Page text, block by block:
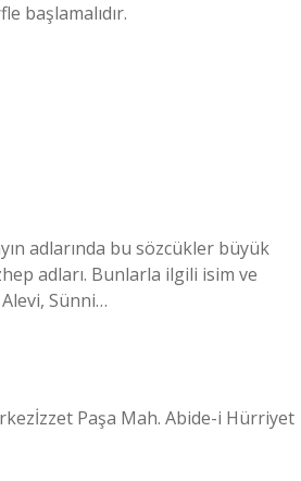
başlamalıdır.
adlarında bu sözcükler büyük
adları. Bunlarla ilgili isim ve
Sünni…
Paşa Mah. Abide-i Hürriyet